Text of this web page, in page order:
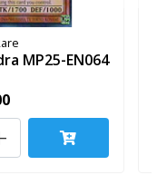
MP25-EN064